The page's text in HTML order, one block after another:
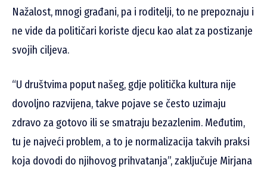
Nažalost, mnogi građani, pa i roditelji, to ne prepoznaju i
ne vide da političari koriste djecu kao alat za postizanje
svojih ciljeva.
“U društvima poput našeg, gdje politička kultura nije
dovoljno razvijena, takve pojave se često uzimaju
zdravo za gotovo ili se smatraju bezazlenim. Međutim,
tu je najveći problem, a to je normalizacija takvih praksi
koja dovodi do njihovog prihvatanja”, zaključuje Mirjana